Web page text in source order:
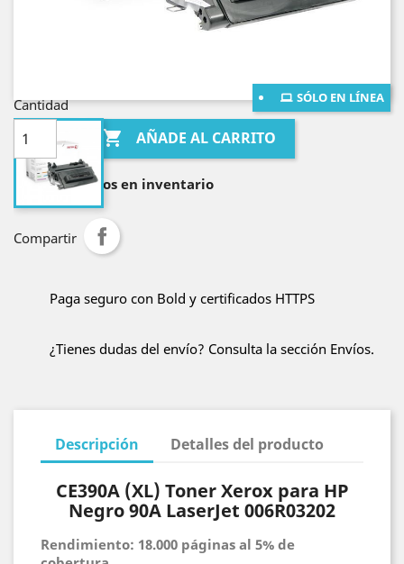
SÓLO EN LÍNEA
¡Envío gratis en Bogotá!
Cantidad
 AÑADE AL CARRITO
Lo tenemos en inventario
Compartir
Paga seguro con Bold y certificados HTTPS
¿Tienes dudas del envío? Consulta la sección Envíos.
Descripción Detalles del producto
CE390A (XL) Toner Xerox para HP
Negro 90A LaserJet 006R03202
Rendimiento: 18.000 páginas al 5% de